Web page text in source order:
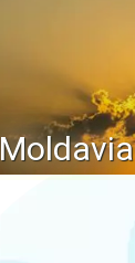
Moldavia